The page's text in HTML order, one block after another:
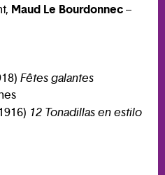
Maud Le Bourdonnec–
Fêtes galantes
12 Tonadillas en estilo